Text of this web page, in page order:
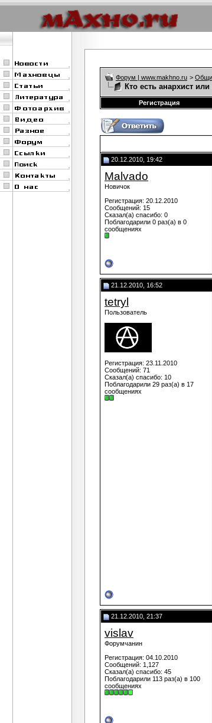
Форум | www.makhno.ru >
Кто есть анархист
Регистрация
20.12.2010, 19:42
Malvado
Новичок
Регистрация: 20.12.2010
Сообщений: 15
Сказал(а) спасибо: 0
Поблагодарили 0 раз(а) в 0
сообщениях
21.12.2010, 16:52
tetryl
Пользователь
Регистрация: 23.11.2010
Сообщений: 71
Сказал(а) спасибо: 10
Поблагодарили 29 раз(а) в 17
сообщениях
21.12.2010, 21:37
vislav
Форумчанин
Регистрация: 04.10.2010
Сообщений: 1,127
Сказал(а) спасибо: 45
Поблагодарили 113 раз(а) в 100
сообщениях